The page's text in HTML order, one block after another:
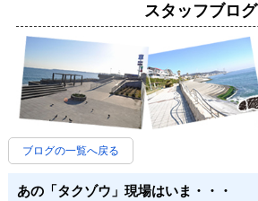
スタッフブログ
ブログの一覧へ戻る
あの「タクゾウ」現場はいま・・・